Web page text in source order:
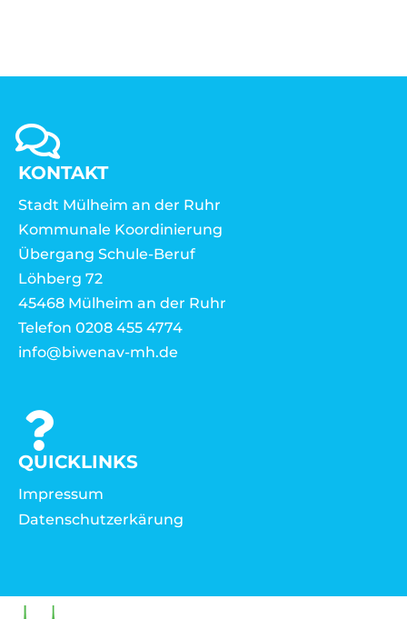
KONTAKT
Stadt Mülheim an der Ruhr
Kommunale Koordinierung
Übergang Schule-Beruf
Löhberg 72
45468 Mülheim an der Ruhr
Telefon 0208 455 4774
info@biwenav-mh.de
QUICKLINKS
Impressum
Datenschutzerkärung